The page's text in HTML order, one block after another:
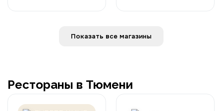
Показать все магазины
Рестораны в Тюмени